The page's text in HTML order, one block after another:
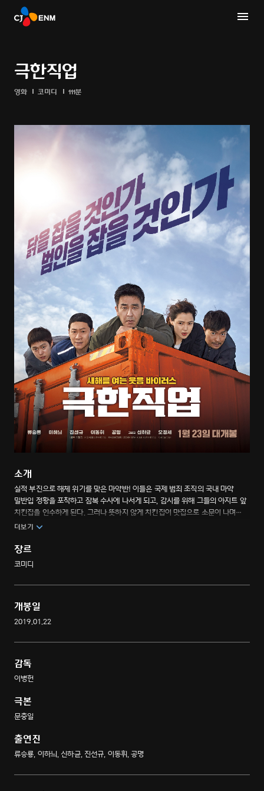
극한직업
영화 코미디 111분
소개
실적 부진으로 해체 위기를 맞은 마약반! 이들은 국제 범죄 조직의 국내 마약
밀반입 정황을 포착하고 잠복 수사에 나서게 되고, 감시를 위해 그들의 아지트 앞
치킨집을 인수하게 된다. 그러나 뜻하지 않게 치킨집이 맛집으로 소문이 나며
수사는 뒷전이 된다. 눈코 뜰 새 없이 바빠진 마약반에게 어느 날 찾아온 절호의
더보기
장르
코미디
개봉일
2019.01.22
감독
이병헌
극본
문충일
출연진
류승룡, 이하늬, 신하균, 진선규, 이동휘, 공명